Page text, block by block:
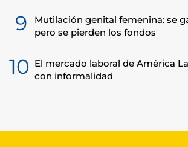
9
Mutilación genital femenina: se
pero se pierden los fondos
10 El mercado laboral de América
con informalidad